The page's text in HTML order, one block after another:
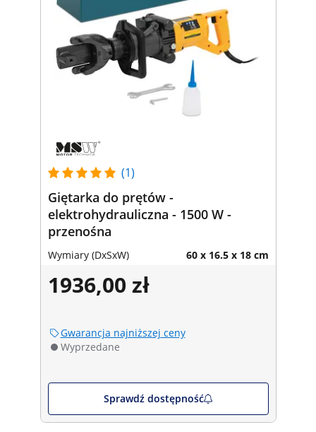
(1)
Giętarka do prętów -
elektrohydrauliczna - 1500 W -
przenośna
Wymiary (DxSxW) 60 x 16.5 x 18 cm
1936,00 zł
Gwarancja najniższej ceny
Wyprzedane
Sprawdź dostępność